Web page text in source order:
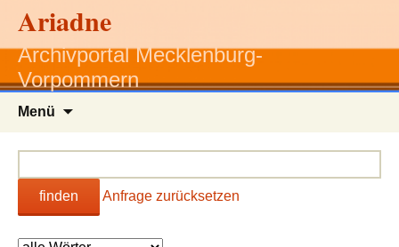
Ariadne
Archivportal Mecklenburg-
Vorpommern
Menü
finden Anfrage zurücksetzen